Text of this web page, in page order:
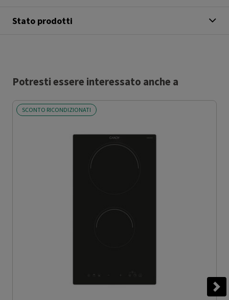
Stato prodotti
Potresti essere interessato anche a
SCONTO RICONDIZIONATI